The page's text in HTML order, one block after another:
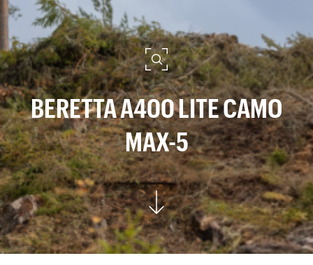
BERETTA A400 LITE CAMO
MAX-5